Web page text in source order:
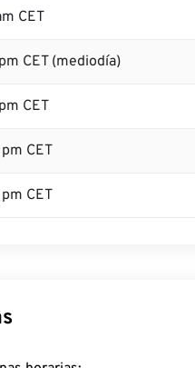
CET
CET (mediodía)
CET
CET
CET